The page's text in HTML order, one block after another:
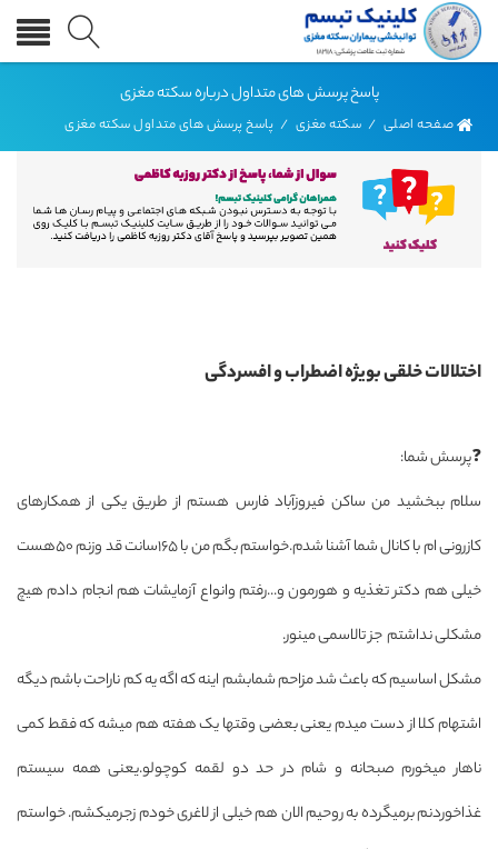
پاسخ پرسش های متداول درباره سکته مغزی
صفحه اصلی / سکته مغزی / پاسخ پرسش های متداول سکته مغزی
اختلالات خلقی بویژه اضطراب و افسردگی
❓پرسش شما:
سلام ببخشید من ساکن فیروزآباد فارس هستم از طریق یکی از همکارهای
کازرونی ام با کانال شما آشنا شدم.خواستم بگم من با ۱۶۵سانت قد وزنم ۵۰هست
خیلی هم دکتر تغذیه و هورمون و...رفتم وانواع آزمایشات هم انجام دادم هیچ
مشکلی نداشتم جز تالاسمی مینور.
مشکل اساسیم که باعث شد مزاحم شمابشم اینه که اگه یه کم ناراحت باشم دیگه
اشتهام کلا از دست میدم یعنی بعضی وقتها یک هفته هم میشه که فقط کمی
ناهار میخورم صبحانه و شام در حد دو لقمه کوچولو.یعنی همه سیستم
غذاخوردنم برمیگرده به روحیم الان هم خیلی از لاغری خودم زجرمیکشم. خواستم